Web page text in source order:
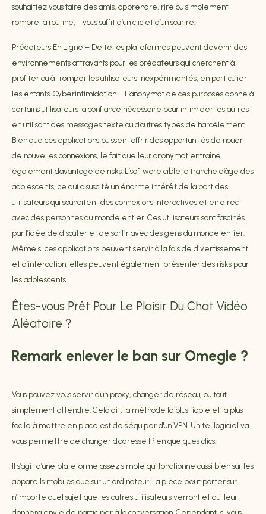
souhaitiez vous faire des amis, apprendre, rire ou simplement
rompre la routine, il vous suffit d’un clic et d’un sourire.
Prédateurs En Ligne – De telles plateformes peuvent devenir des
environnements attrayants pour les prédateurs qui cherchent à
profiter ou à tromper les utilisateurs inexpérimentés, en particulier
les enfants. Cyberintimidation – L’anonymat de ces purposes donne à
certains utilisateurs la confiance nécessaire pour intimider les autres
en utilisant des messages texte ou d’autres types de harcèlement.
Bien que ces applications puissent offrir des opportunités de nouer
de nouvelles connexions, le fait que leur anonymat entraîne
également davantage de risks. L’software cible la tranche d’âge des
adolescents, ce qui a suscité un énorme intérêt de la part des
utilisateurs qui souhaitent des connexions interactives et en direct
avec des personnes du monde entier. Ces utilisateurs sont fascinés
par l’idée de discuter et de sortir avec des gens du monde entier.
Même si ces applications peuvent servir à la fois de divertissement
et d’interaction, elles peuvent également présenter des risks pour
les adolescents.
Êtes-vous Prêt Pour Le Plaisir Du Chat Vidéo
Aléatoire ?
Remark enlever le ban sur Omegle ?
Vous pouvez vous servir d'un proxy, changer de réseau, ou tout
simplement attendre. Cela dit, la méthode la plus fiable et la plus
facile à mettre en place est de s'équiper d'un VPN. Un tel logiciel va
vous permettre de changer d'adresse IP en quelques clics.
Il s’agit d’une plateforme assez simple qui fonctionne aussi bien sur les
appareils mobiles que sur un ordinateur. La pièce peut porter sur
n’importe quel sujet que les autres utilisateurs verront et qui leur